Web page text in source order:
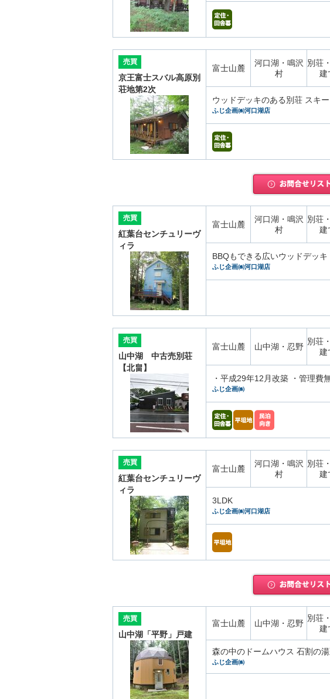
売買
京王富士スバル高原別
荘地第2次
富士山麓
河口湖・鳴沢
村
別荘
建
ウッドデッキのある別荘 スキ
ふじ企画㈱河口湖店
売買
紅葉台センチュリーヴ
ィラ
富士山麓
河口湖・鳴沢
村
別荘
建
BBQもできる広いウッドデッキ
ふじ企画㈱河口湖店
売買
山中湖 中古売別荘
【北畠】
富士山麓 山中湖・忍野
別荘
建
・平成29年12月改築 ・管理費
ふじ企画㈱
売買
紅葉台センチュリーヴ
ィラ
富士山麓
河口湖・鳴沢
村
別荘
建
3LDK
ふじ企画㈱河口湖店
売買
山中湖「平野」戸建
富士山麓 山中湖・忍野
別荘
建
森の中のドームハウス 石割の
ふじ企画㈱